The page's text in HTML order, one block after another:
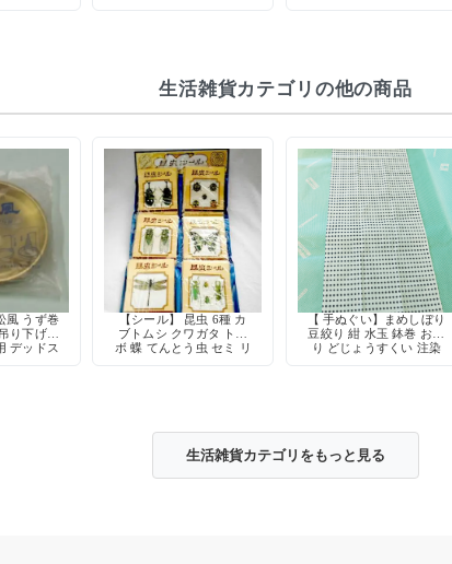
生活雑貨カテゴリの他の商品
風 うず巻
り下げ式
デッドス
【シール】 昆虫 6種 カ
ブトムシ クワガタ トン
ボ 蝶 てんとう虫 セミ リ
【 手ぬぐい】まめしぼり
豆絞り 紺 水玉 鉢巻 お祭
り どじょうすくい 注染
生活雑貨カテゴリをもっと見る